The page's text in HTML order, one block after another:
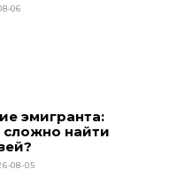
06
эмигранта:
сложно найти
08-05